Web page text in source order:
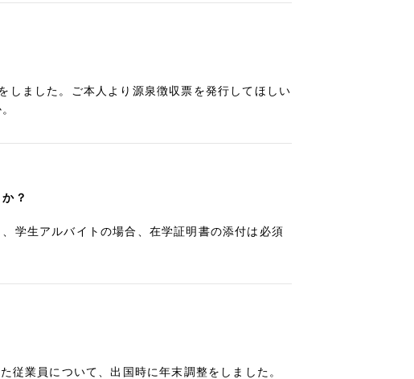
しました。ご本人より源泉徴収票を発行してほしい
？
学生アルバイトの場合、在学証明書の添付は必須
業員について、出国時に年末調整をしました。